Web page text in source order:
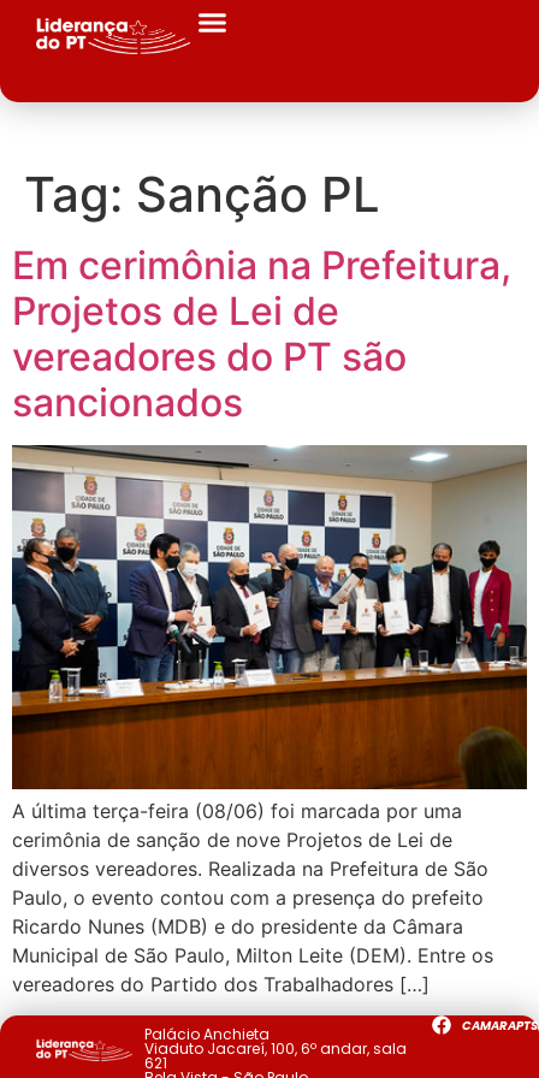
Tag: Sanção PL
Em cerimônia na Prefeitura,
Projetos de Lei de
vereadores do PT são
sancionados
A última terça-feira (08/06) foi marcada por uma
cerimônia de sanção de nove Projetos de Lei de
diversos vereadores. Realizada na Prefeitura de São
Paulo, o evento contou com a presença do prefeito
Ricardo Nunes (MDB) e do presidente da Câmara
Municipal de São Paulo, Milton Leite (DEM). Entre os
vereadores do Partido dos Trabalhadores […]
Palácio Anchieta
Viaduto Jacareí, 100, 6º andar, sala
621